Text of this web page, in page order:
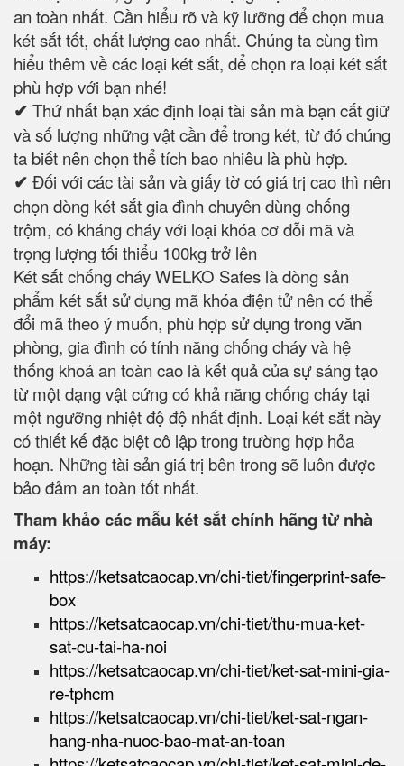
an toàn nhất. Cần hiểu rõ và kỹ lưỡng để chọn mua
két sắt tốt, chất lượng cao nhất. Chúng ta cùng tìm
hiểu thêm về các loại két sắt, để chọn ra loại két sắt
phù hợp với bạn nhé!
✔ Thứ nhất bạn xác định loại tài sản mà bạn cất giữ
và số lượng những vật cần để trong két, từ đó chúng
ta biết nên chọn thể tích bao nhiêu là phù hợp.
✔ Đối với các tài sản và giấy tờ có giá trị cao thì nên
chọn dòng két sắt gia đình chuyên dùng chống
trộm, có kháng cháy với loại khóa cơ đỗi mã và
trọng lượng tối thiểu 100kg trở lên
Két sắt chống cháy WELKO Safes là dòng sản
phẩm két sắt sử dụng mã khóa điện tử nên có thể
đổi mã theo ý muốn, phù hợp sử dụng trong văn
phòng, gia đình có tính năng chống cháy và hệ
thống khoá an toàn cao là kết quả của sự sáng tạo
từ một dạng vật cứng có khả năng chống cháy tại
một ngưỡng nhiệt độ độ nhất định. Loại két sắt này
có thiết kế đặc biệt cô lập trong trường hợp hỏa
hoạn. Những tài sản giá trị bên trong sẽ luôn được
bảo đảm an toàn tốt nhất.
Tham khảo các mẫu két sắt chính hãng từ nhà
máy:
https://ketsatcaocap.vn/chi-tiet/fingerprint-safe-
box
https://ketsatcaocap.vn/chi-tiet/thu-mua-ket-
sat-cu-tai-ha-noi
https://ketsatcaocap.vn/chi-tiet/ket-sat-mini-gia-
re-tphcm
https://ketsatcaocap.vn/chi-tiet/ket-sat-ngan-
hang-nha-nuoc-bao-mat-an-toan